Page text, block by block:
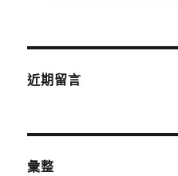
近期留言
彙整